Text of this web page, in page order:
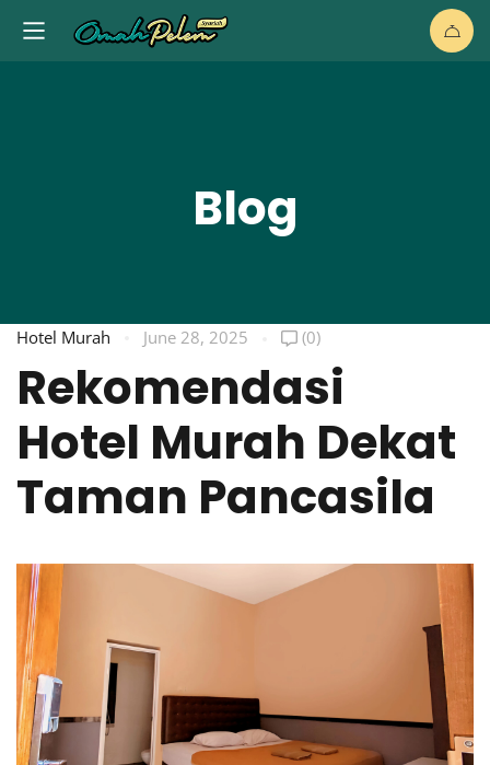
Blog
Hotel Murah June 28, 2025 (0)
Rekomendasi
Hotel Murah Dekat
Taman Pancasila